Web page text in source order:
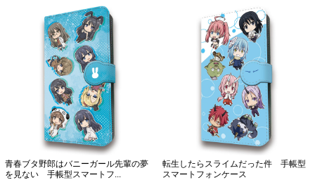
青春ブタ野郎はバニーガール先輩の夢
を見ない 手帳型スマートフ...
転生したらスライムだった件 手帳型
スマートフォンケース